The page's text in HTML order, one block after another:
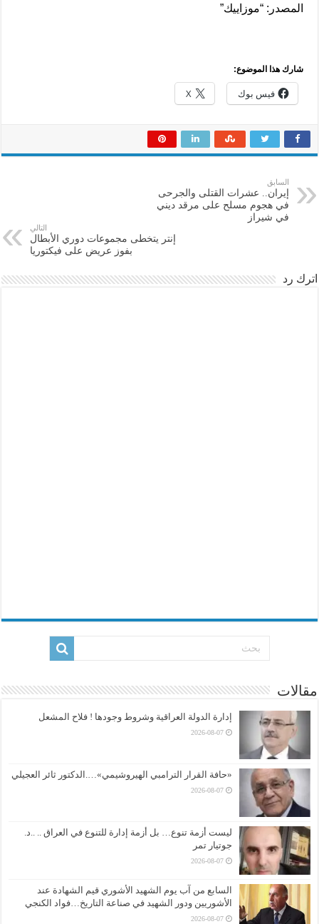
المصدر: “موزاييك”
شارك هذا الموضوع:
فيس بوك X
السابق
إيران.. عشرات القتلى والجرحى
في هجوم مسلح على مرقد ديني
في شيراز
التالي
إنتر يتخطى مجموعات دوري الأبطال
بفوز عريض على فيكتوريا
اترك رد
مقالات
إدارة الدولة العراقية وشروط وجودها ! فلاح المشعل
2026-08-07
«حافة القرار الترامبي الهيروشيمي»….الدكتور ثائر العجيلي
2026-08-07
ليست أزمة تنوع… بل أزمة إدارة للتنوع في العراق .. ..د.
جوتيار تمر
2026-08-07
السابع من آب يوم الشهيد الأشوري قيم الشهادة عند
الأشوريين ودور الشهيد في صناعة التاريخ…فواد الكنجي
2026-08-07